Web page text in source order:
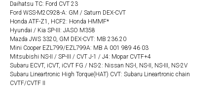
Daihatsu TC: Ford CVT 23
Ford WSS-M2C928-A: GM / Saturn DEX-CVT
Honda ATF-Z1, HCF2: Honda HMMF*
Hyundai / Kia SP-III: JASO M358
Mazda JWS 3320, GM DEX-CVT: MB 236.20
Mini Cooper EZL799/EZL799A: MB A 001 989 46 03
Mitsubishi NS-II / SP-III / CVT J-1 / J4: Mopar CVTF+4
Subaru ECVT, iCVT, iCVT FG / NS-2: Nissan NS-I, NS-II, NS-III, NS-2V
Subaru Lineartronic High Torque(HAT) CVT: Subaru Lineartronic chain
CVTF/CVTF II